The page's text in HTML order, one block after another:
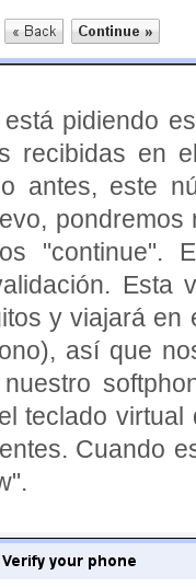
pidiendo
recibidas en
antes, este
"continue".
Esta
y viajará en
así que
nuestro
teclado
Cuando